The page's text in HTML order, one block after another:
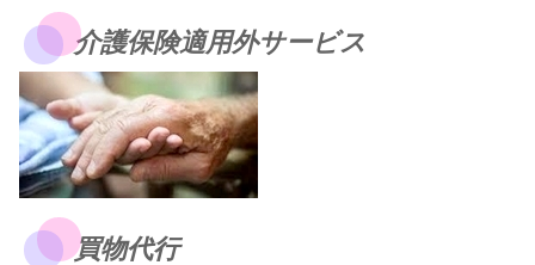
介護保険適用外サービス
買物代行